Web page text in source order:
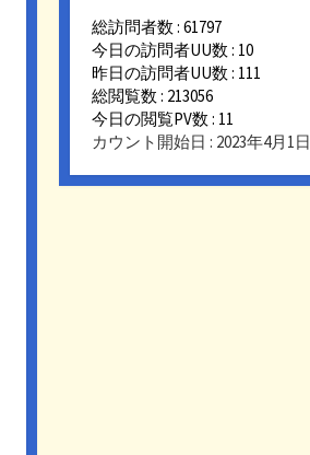
総訪問者数 : 61797
今日の訪問者UU数 : 10
昨日の訪問者UU数 : 111
総閲覧数 : 213056
今日の閲覧PV数 : 11
カウント開始日 : 2023年4月1日